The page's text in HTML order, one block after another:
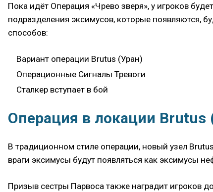
Пока идёт Операция «Чрево зверя», у игроков
подразделения эксимусов, которые появляются,
способов:
Вариант операции Brutus (Уран)
Операционные Сигналы Тревоги
Сталкер вступает в бой
Операция в локации Brutus
В традиционном стиле операции, новый узел
враги эксимусы будут появляться как эксимусы
Призыв сестры Парвоса также наградит игроков